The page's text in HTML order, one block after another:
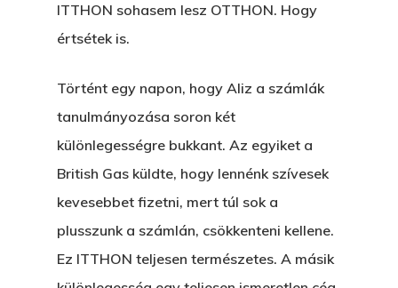
ITTHON sohasem lesz OTTHON. Hogy
értsétek is.
Történt egy napon, hogy Aliz a számlák
tanulmányozása soron két
különlegességre bukkant. Az egyiket a
British Gas küldte, hogy lennénk szívesek
kevesebbet fizetni, mert túl sok a
plusszunk a számlán, csökkenteni kellene.
Ez ITTHON teljesen természetes. A másik